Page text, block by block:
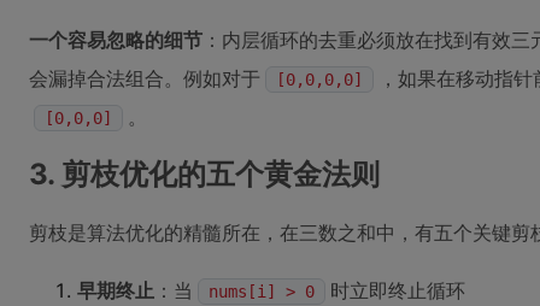
一个容易忽略的细节 ：内层循环的去重必须放在找到有效
会漏掉合法组合。例如对于
[0,0,0,0] ，如果在移动指
[0,0,0] 。
3. 剪枝优化的五个黄金法则
剪枝是算法优化的精髓所在，在三数之和中，有五个关键剪
早期终止 ：当 nums[i] > 0 时立即终止循环